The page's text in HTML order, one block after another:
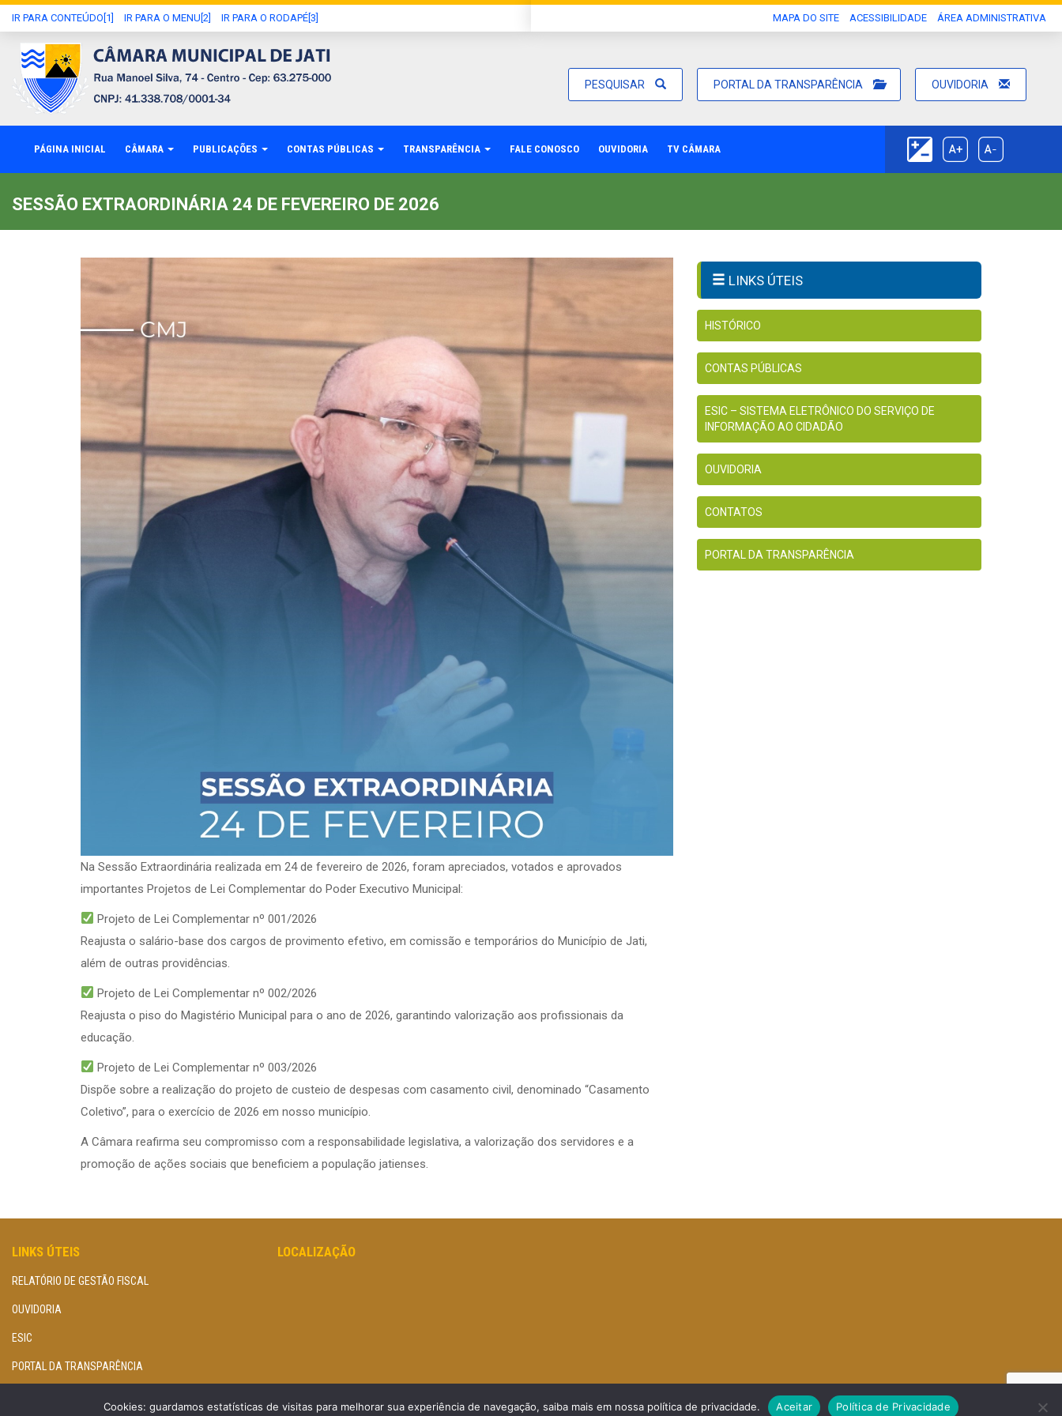
IR PARA CONTEÚDO[1] IR PARA O MENU[2] IR PARA O RODAPÉ[3] MAPA DO SITE ACESSIBILIDADE ÁREA ADMINISTRATIVA
PESQUISAR PORTAL DA TRANSPARÊNCIA OUVIDORIA
PÁGINA INICIAL CÂMARA PUBLICAÇÕES CONTAS PÚBLICAS TRANSPARÊNCIA FALE CONOSCO OUVIDORIA TV CÂMARA
SESSÃO EXTRAORDINÁRIA 24 DE FEVEREIRO DE 2026
Na Sessão Extraordinária realizada em 24 de fevereiro de 2026, foram apreciados, votados e aprovados
importantes Projetos de Lei Complementar do Poder Executivo Municipal:
Projeto de Lei Complementar nº 001/2026
Reajusta o salário-base dos cargos de provimento efetivo, em comissão e temporários do Município de Jati,
além de outras providências.
Projeto de Lei Complementar nº 002/2026
Reajusta o piso do Magistério Municipal para o ano de 2026, garantindo valorização aos profissionais da
educação.
Projeto de Lei Complementar nº 003/2026
Dispõe sobre a realização do projeto de custeio de despesas com casamento civil, denominado “Casamento
Coletivo”, para o exercício de 2026 em nosso município.
A Câmara reafirma seu compromisso com a responsabilidade legislativa, a valorização dos servidores e a
promoção de ações sociais que beneficiem a população jatienses.
LINKS ÚTEIS
HISTÓRICO
CONTAS PÚBLICAS
ESIC – SISTEMA ELETRÔNICO DO SERVIÇO DE
INFORMAÇÃO AO CIDADÃO
OUVIDORIA
CONTATOS
PORTAL DA TRANSPARÊNCIA
LINKS ÚTEIS
RELATÓRIO DE GESTÃO FISCAL
OUVIDORIA
ESIC
PORTAL DA TRANSPARÊNCIA
LOCALIZAÇÃO
Cookies: guardamos estatísticas de visitas para melhorar sua experiência de navegação, saiba mais em nossa política de privacidade. Aceitar Política de Privacidade